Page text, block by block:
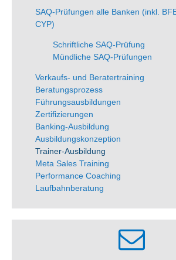
SAQ-Prüfungen alle Banken (inkl.
CYP)
Schriftliche SAQ-Prüfung
Mündliche SAQ-Prüfungen
Verkaufs- und Beratertraining
Beratungsprozess
Führungsausbildungen
Zertifizierungen
Banking-Ausbildung
Ausbildungskonzeption
Trainer-Ausbildung
Meta Sales Training
Performance Coaching
Laufbahnberatung